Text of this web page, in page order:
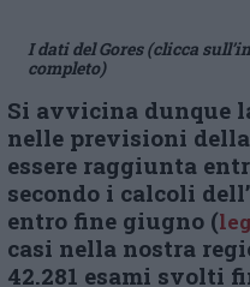
I dati del Gores (clicca
completo)
Si avvicina dunque
nelle previsioni
essere raggiunta
secondo i calcoli
entro fine giugno (
casi nella nostra
42.281 esami svolti